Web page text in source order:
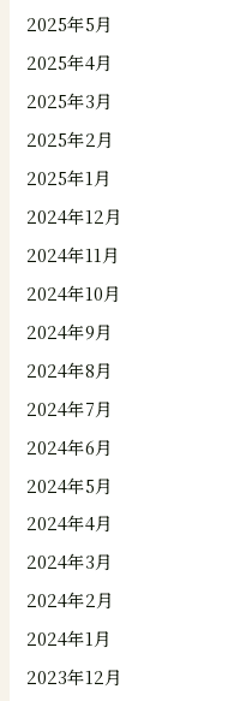
2025年5月
2025年4月
2025年3月
2025年2月
2025年1月
2024年12月
2024年11月
2024年10月
2024年9月
2024年8月
2024年7月
2024年6月
2024年5月
2024年4月
2024年3月
2024年2月
2024年1月
2023年12月